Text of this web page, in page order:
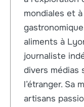
mondiales et
aliments à
journaliste
divers médias
l’étranger. Sa
artisans